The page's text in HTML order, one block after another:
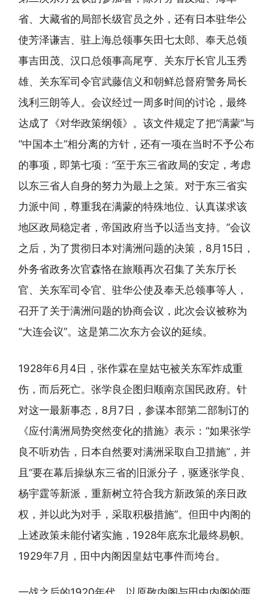
省、大藏省的局部长级官员之外，还有日本驻华公
使芳泽谦吉、驻上海总领事矢田七太郎、奉天总领
事吉田茂、汉口总领事高尾亨、关东厅长官儿玉秀
雄、关东军司令官武藤信义和朝鲜总督府警务局长
浅利三朗等人。会议经过一周多时间的讨论，最终
达成了《对华政策纲领》。该文件规定了把“满蒙”与
“中国本土”相分离的方针，还有一项在当时不予公布
的事项，即第七项：“至于东三省政局的安定，考虑
以东三省人自身的努力为最上之策。对于东三省实
力派中间，尊重我在满蒙的特殊地位、认真谋求该
地区政局稳定者，帝国政府当予以适当支持。”会议
之后，为了贯彻日本对满洲问题的决策，8月15日，
外务省政务次官森恪在旅顺再次召集了关东厅长
官、关东军司令官、驻华公使及奉天总领事等人，
召开了关于满洲问题的协商会议，此次会议被称为
“大连会议”。这是第二次东方会议的延续。
1928年6月4日，张作霖在皇姑屯被关东军炸成重
伤，而后死亡。张学良企图归顺南京国民政府。针
对这一最新事态，8月7日，参谋本部第二部制订的
《应付满洲局势突然变化的措施》表示：“如果张学
良不听劝告，日本自然要对满洲采取自卫措施”，并
且“要在幕后操纵东三省的旧派分子，驱逐张学良、
杨宇霆等新派，重新树立符合我方新政策的亲日政
权，并以此为对手，采取积极措施”。但田中内阁的
上述政策未能付诸实施，1928年底东北最终易帜。
1929年7月，田中内阁因皇姑屯事件而垮台。